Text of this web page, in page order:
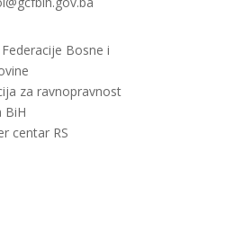
Bosne i
za ravnopravnost
BiH
centar RS